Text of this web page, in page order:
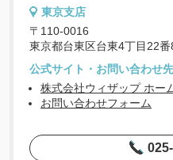
東京支店
〒110-0016
東京都台東区台東4丁目22
公式サイト・お問い合わせ先
株式会社ウィザップ ホー
お問い合わせフォーム